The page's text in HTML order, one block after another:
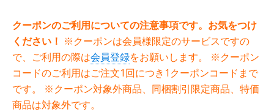
クーポンのご利用についての注意事項です。お気をつけ
ください！ ※クーポンは会員様限定のサービスですの
で、ご利用の際は会員登録をお願いします。
※クーポン
コードのご利用はご注文1回につき1クーポンコードまで
です。
※クーポン対象外商品、同梱割引限定商品、特価
商品は対象外です。